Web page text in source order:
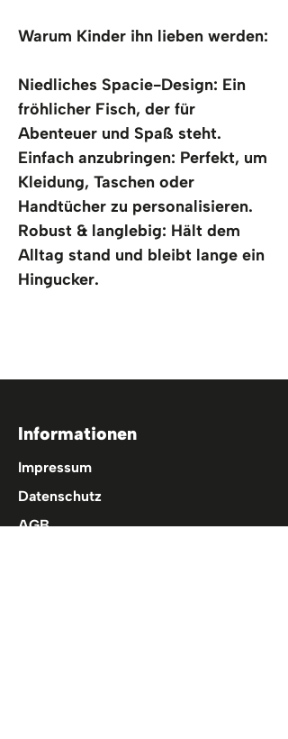
Warum Kinder ihn lieben werden:
Niedliches Spacie-Design: Ein
fröhlicher Fisch, der für
Abenteuer und Spaß steht.
Einfach anzubringen: Perfekt, um
Kleidung, Taschen oder
Handtücher zu personalisieren.
Robust & langlebig: Hält dem
Alltag stand und bleibt lange ein
Hingucker.
Informationen
Impressum
Datenschutz
AGB